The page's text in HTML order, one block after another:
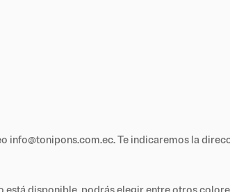
info@tonipons.com.ec. Te indicaremos la